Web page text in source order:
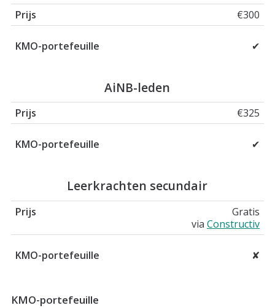
€300
✔
AiNB-leden
€325
✔
Leerkrachten secundair
Gratis
via Constructiv
✘
KMO-portefeuille